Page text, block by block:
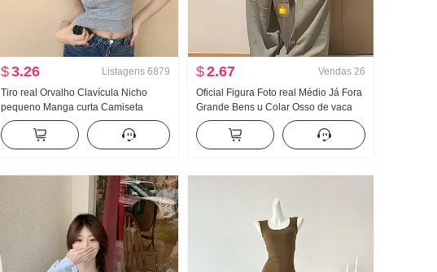
$3.26 Listagens 6879
Tiro real Orvalho Clavícula Nicho
pequeno Manga curta Camiseta
Feminino Verão Garota estilosa
Apertado Novo Botão Design Sentido
Modelo Curto Top
$2.67 Vendas 26
Oficial Figura Foto real Médio Já Fora
Grande Bens u Colar Osso de vaca
Fivela Caracteres de trabalho Regata
Alça de ombro Largura Pernas
Arrastar no chão Esporte Calça